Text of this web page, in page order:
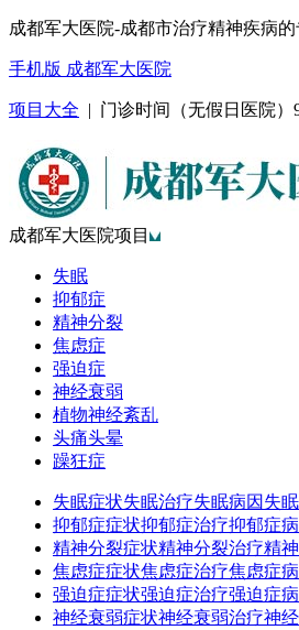
成都军大医院-成都市治疗精神疾病
手机版 成都军大医院
项目大全 | 门诊时间（无假日医院）
成都军大医院项目
失眠
抑郁症
精神分裂
焦虑症
强迫症
神经衰弱
植物神经紊乱
头痛头晕
躁狂症
失眠症状失眠治疗失眠病因 失
抑郁症症状抑郁症治疗抑郁症
精神分裂症状精神分裂治疗精
焦虑症症状焦虑症治疗焦虑症
强迫症症状强迫症治疗强迫症
神经衰弱症状神经衰弱治疗神